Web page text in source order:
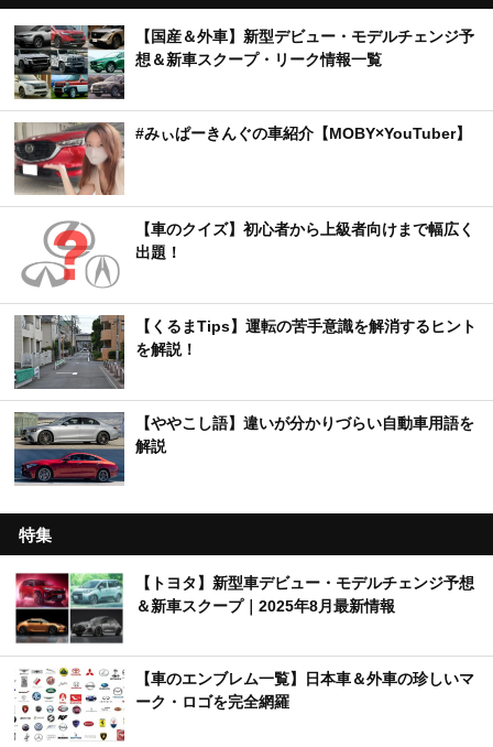
【国産＆外車】新型デビュー・モデルチェンジ予
想＆新車スクープ・リーク情報一覧
#みぃぱーきんぐの車紹介【MOBY×YouTuber】
【車のクイズ】初心者から上級者向けまで幅広く
出題！
【くるまTips】運転の苦手意識を解消するヒント
を解説！
【ややこし語】違いが分かりづらい自動車用語を
解説
特集
【トヨタ】新型車デビュー・モデルチェンジ予想
＆新車スクープ｜2025年8月最新情報
【車のエンブレム一覧】日本車＆外車の珍しいマ
ーク・ロゴを完全網羅